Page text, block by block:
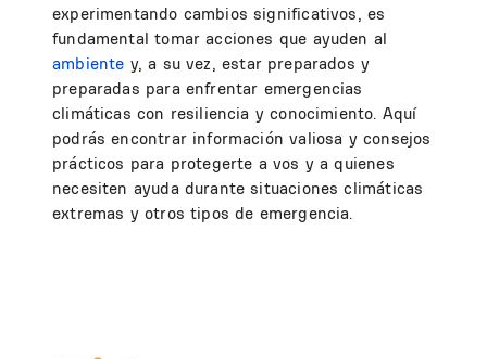
experimentando cambios significativos, es
fundamental tomar acciones que ayuden al
ambiente y, a su vez, estar preparados y
preparadas para enfrentar emergencias
climáticas con resiliencia y conocimiento. Aquí
podrás encontrar información valiosa y consejos
prácticos para protegerte a vos y a quienes
necesiten ayuda durante situaciones climáticas
extremas y otros tipos de emergencia.